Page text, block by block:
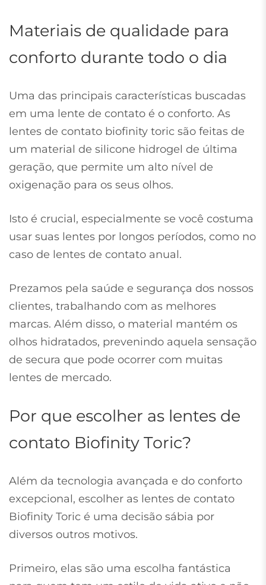
Materiais de qualidade para
conforto durante todo o dia
Uma das principais características buscadas
em uma lente de contato é o conforto. As
lentes de contato biofinity toric são feitas de
um material de silicone hidrogel de última
geração, que permite um alto nível de
oxigenação para os seus olhos.
Isto é crucial, especialmente se você costuma
usar suas lentes por longos períodos, como no
caso de lentes de contato anual.
Prezamos pela saúde e segurança dos nossos
clientes, trabalhando com as melhores
marcas. Além disso, o material mantém os
olhos hidratados, prevenindo aquela sensação
de secura que pode ocorrer com muitas
lentes de mercado.
Por que escolher as lentes de
contato Biofinity Toric?
Além da tecnologia avançada e do conforto
excepcional, escolher as lentes de contato
Biofinity Toric é uma decisão sábia por
diversos outros motivos.
Primeiro, elas são uma escolha fantástica